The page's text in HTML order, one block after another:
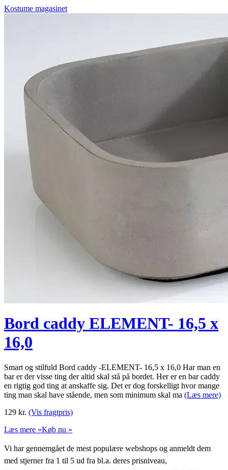
Kostume magasinet
Bord caddy ELEMENT- 16,5 x
16,0
Smart og stilfuld Bord caddy -ELEMENT- 16,5 x 16,0 Har man en
bar er der visse ting der altid skal stå på bordet. Her er en bar caddy
en rigtig god ting at anskaffe sig. Det er dog forskelligt hvor mange
ting man skal have stående, men som minimum skal ma (Læs mere)
129 kr. (Vis fragtpris)
Læs mere »Køb nu »
Vi har gennemgået de mest populære webshops og anmeldt dem
med stjerner fra 1 til 5 ud fra bl.a. deres prisniveau,